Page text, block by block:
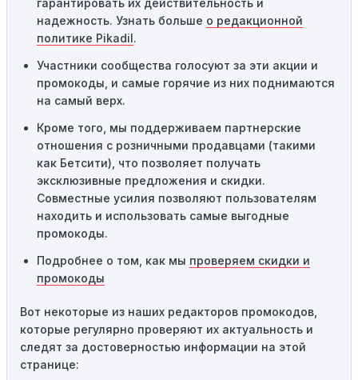
другим, он не будет действовать повторно.
Технические сбои:
привести к неработоспособности кодов промокодов. В
таких случаях следует обратиться за помощью в
службу поддержки.
гарантировать их действительность и
надежность. Узнать больше о редакционной
политике Pikadil.
Участники сообщества голосуют за эти акции и
промокоды, и самые горячие из них поднимаются
на самый верх.
Кроме того, мы поддерживаем партнерские
отношения с розничными продавцами (такими
как Бетсити), что позволяет получать
эксклюзивные предложения и скидки.
Совместные усилия позволяют пользователям
находить и использовать самые выгодные
промокоды.
Подробнее о том, как мы проверяем скидки и
промокоды
Вот некоторые из наших редакторов промокодов,
которые регулярно проверяют их актуальность и
следят за достоверностью информации на этой
странице: